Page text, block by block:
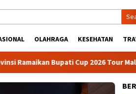
OLAHRAGA KESEHATAN
Bupati Cup 2026 Tour Malasari